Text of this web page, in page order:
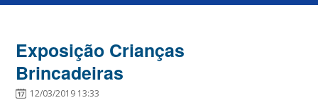
Exposição Crianças
Brincadeiras
12/03/2019 13:33